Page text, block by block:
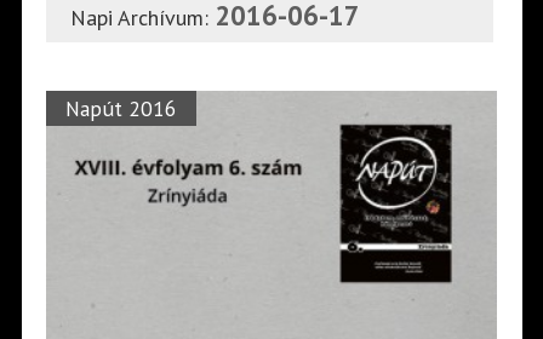
Napi Archívum: 2016-06-17
Napút 2016